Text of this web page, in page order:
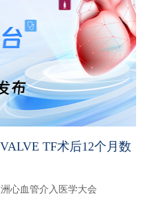
TF术后12个月数
心血管介入医学大会